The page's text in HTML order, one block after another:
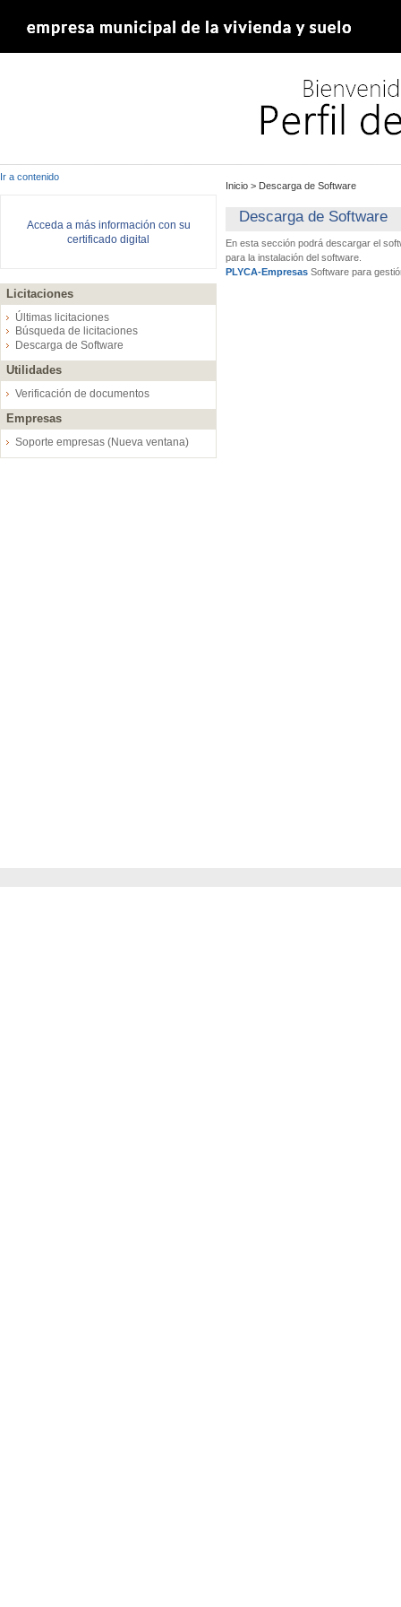
Ir a contenido
Acceda a más información con su
certificado digital
Licitaciones
Últimas licitaciones
Búsqueda de licitaciones
Descarga de Software
Utilidades
Verificación de documentos
Empresas
Soporte empresas (Nueva ventana)
Inicio > Descarga de Software
Descarga de Software
En esta sección podrá descargar el
para la instalación del software.
PLYCA-Empresas Software para